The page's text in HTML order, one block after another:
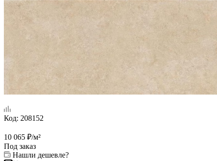
Код: 208152
10 065 ₽/м²
Под заказ
Нашли дешевле?